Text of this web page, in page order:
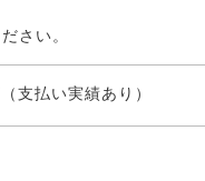
さい。
支払い実績あり）